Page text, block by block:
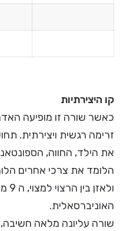
קו היצירתיות
כאשר שורה זו מופיעה
הלומד את צרכי אחרים
האוניברסאלית.
שורה עליונה מלאה